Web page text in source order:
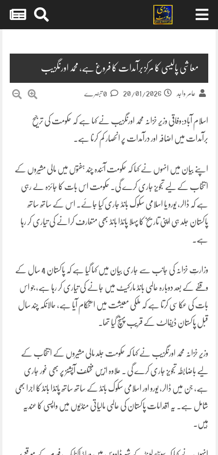
معاشی پالیسی کا مرکز برآمدات کا فروغ ہے، محمد اورنگزیب
عامر واجد 20/01/2026
اسلام آباد:وفاقی وزیر خزانہ محمد اورنگزیب نے کہا ہے کہ حکومت کی ترجیح
برآمدات میں اضافہ اور درآمدات پر انحصار کم کرنا ہے۔
اپنے بیان میں انہوں نے کہا کہ حکومت آئندہ چند ہفتوں میں مالی مشیروں کے
انتخاب کے لیے تجویز جاری کرے گی۔ حکومت اس بات کا جائزہ لے رہی
ہے کہ ڈالر، یورو یا اسلامی سکوک بانڈ جاری کیا جائے۔ اس کے ساتھ ساتھ
پاکستان جلد ہی اپنی تاریخ کا پہلا پانڈا بانڈ بھی متعارف کرانے کی تیاری کر رہا
ہے۔
وزارتِ خزانہ کی جانب سے جاری بیان میں کہا گیا ہے کہ پاکستان 4 سال کے
وقفے کے بعد دوبارہ عالمی بانڈ مارکیٹ میں جانے کی تیاری کر رہا ہے، جو اس
بات کی عکاسی کرتا ہے کہ ملکی معیشت میں استحکام آیا ہے، حالانکہ چند سال
قبل پاکستان ڈیفالٹ کے قریب پہنچ گیا تھا۔
وزیرِ خزانہ محمد اورنگزیب نے کہا کہ حکومت جلد مالی مشیروں کے انتخاب کے
لیے باضابطہ تجویز جاری کرے گی ۔ علاوہ ازیں مختلف آپشنز پر بھی غور جاری
ہے، جن میں ڈالر، یورو اور اسلامی سکوک بانڈ کے ساتھ ساتھ پانڈا بانڈ کا اجرا بھی
شامل ہے۔ یہ اقدامات پاکستان کی عالمی مالیاتی منڈیوں میں واپسی کا عندیہ
ہیں۔